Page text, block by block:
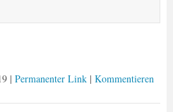
| Permanenter Link| Kommentieren